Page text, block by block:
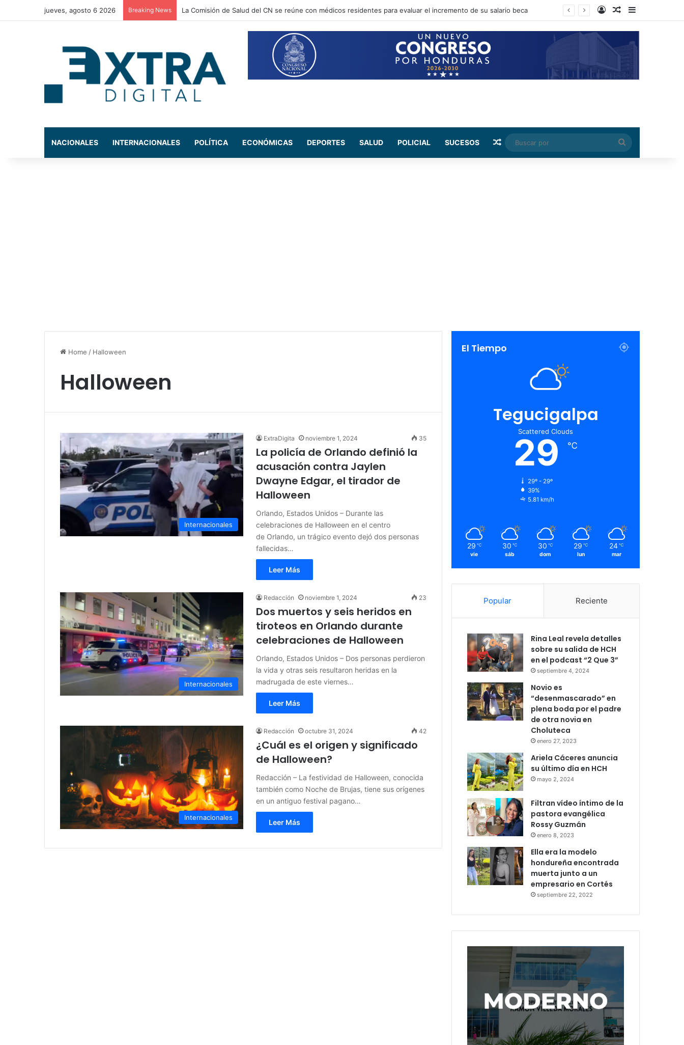
jueves, agosto 6 2026 Breaking News La Comisión de Salud del CN se reúne con médicos residentes para evaluar el incremento de su salario beca Log InRandom Article
NACIONALES INTERNACIONALES POLÍTICA ECONÓMICAS DEPORTES SALUD POLICIAL SUCESOS Random Article
Buscar
por
Home / Halloween
Halloween
Internacionales
ExtraDigita noviembre 1, 2024 35
La policía de Orlando definió la
acusación contra Jaylen
Dwayne Edgar, el tirador de
Halloween
Orlando, Estados Unidos – Durante las
celebraciones de Halloween en el centro
de Orlando, un trágico evento dejó dos personas
fallecidas…
Leer Más
Internacionales
Redacción noviembre 1, 2024 23
Dos muertos y seis heridos en
tiroteos en Orlando durante
celebraciones de Halloween
Orlando, Estados Unidos – Dos personas perdieron
la vida y otras seis resultaron heridas en la
madrugada de este viernes…
Leer Más
Internacionales
Redacción octubre 31, 2024 42
¿Cuál es el origen y significado
de Halloween?
Redacción – La festividad de Halloween, conocida
también como Noche de Brujas, tiene sus orígenes
en un antiguo festival pagano…
Leer Más
El Tiempo
Tegucigalpa
Scattered Clouds
29 ℃
29º - 29º
39%
5.81 km/h
29 ℃
vie
30 ℃
sáb
30 ℃
dom
29 ℃
lun
24 ℃
mar
Popular Reciente
Rina Leal revela detalles
sobre su salida de HCH
en el podcast “2 Que 3”
septiembre 4, 2024
Novio es
“desenmascarado” en
plena boda por el padre
de otra novia en
Choluteca
enero 27, 2023
Ariela Cáceres anuncia
su último día en HCH
mayo 2, 2024
Filtran vídeo íntimo de la
pastora evangélica
Rossy Guzmán
enero 8, 2023
Ella era la modelo
hondureña encontrada
muerta junto a un
empresario en Cortés
septiembre 22, 2022